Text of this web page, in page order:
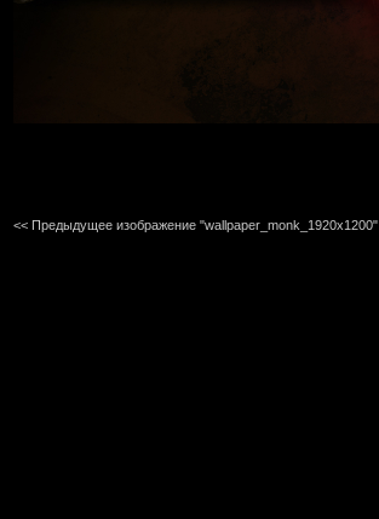
<< Предыдущее изображение "wallpaper_monk_1920x1200"